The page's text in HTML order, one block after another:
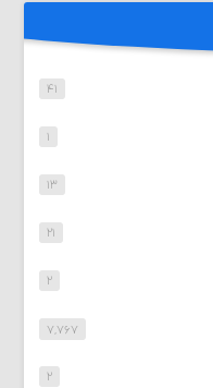
۴۱
۱
۱۳
۲۱
۲
۷,۷۶۷
۲